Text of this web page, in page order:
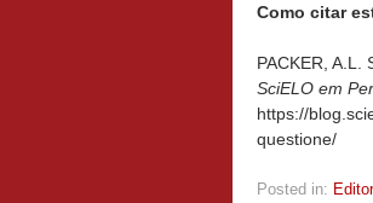
Como citar
PACKER, A.L.
SciELO em
https://
questione/
Posted in: